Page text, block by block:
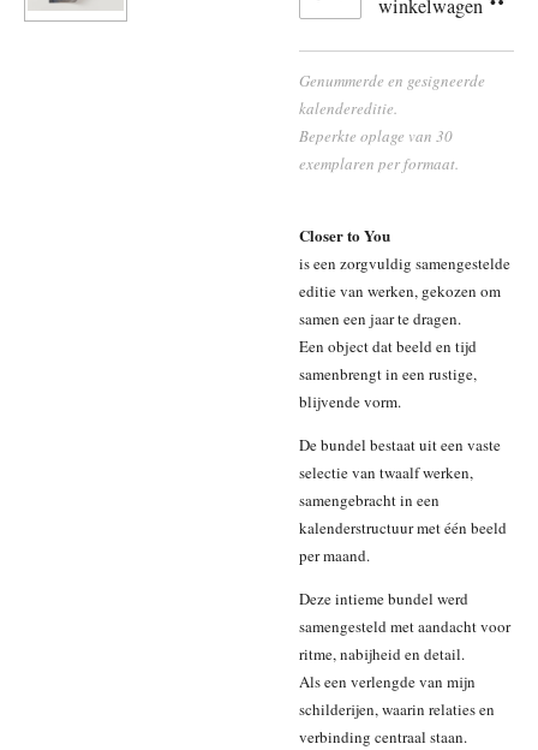
winkelwagen
Genummerde en gesigneerde
kalendereditie.
Beperkte oplage van 30
exemplaren per formaat.
Closer to You
is een zorgvuldig samengestelde
editie van werken, gekozen om
samen een jaar te dragen.
Een object dat beeld en tijd
samenbrengt in een rustige,
blijvende vorm.
De bundel bestaat uit een vaste
selectie van twaalf werken,
samengebracht in een
kalenderstructuur met één beeld
per maand.
Deze intieme bundel werd
samengesteld met aandacht voor
ritme, nabijheid en detail.
Als een verlengde van mijn
schilderijen, waarin relaties en
verbinding centraal staan.